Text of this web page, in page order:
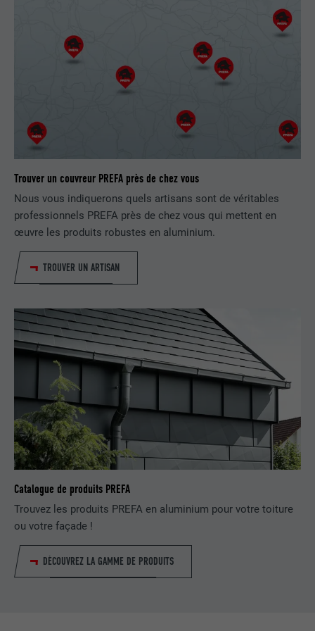
Trouver un couvreur PREFA près de chez vous
Nous vous indiquerons quels artisans sont de véritables
professionnels PREFA près de chez vous qui mettent en
œuvre les produits robustes en aluminium.
TROUVER UN ARTISAN
Catalogue de produits PREFA
Trouvez les produits PREFA en aluminium pour votre toiture
ou votre façade !
DÉCOUVREZ LA GAMME DE PRODUITS
sur la manière dont l'utilisateur utilise le
_gaexp
EXPIRATION
UTILITÉ
autorise l'utilisation de cookies. Ne
contient aucun élément d'identification.
Enregistre la langue choisie par
l'utilisateur pour un site Internet.
NOM
Session
UTILITÉ
Utilisé par LinkedIn lorsqu'un site
Internet contient une fenêtre « Suivez-
nous » intégrée.
FOURNISSEUR LinkedIn
EXPIRATION 2 ans
UTILITÉ
Utilisé par le service de réseau social
LinkedIn pour suivre l'utilisation de
services intégrés.
NOM bscookie
FOURNISSEUR LinkedIn
Utilisé par le service de réseau social